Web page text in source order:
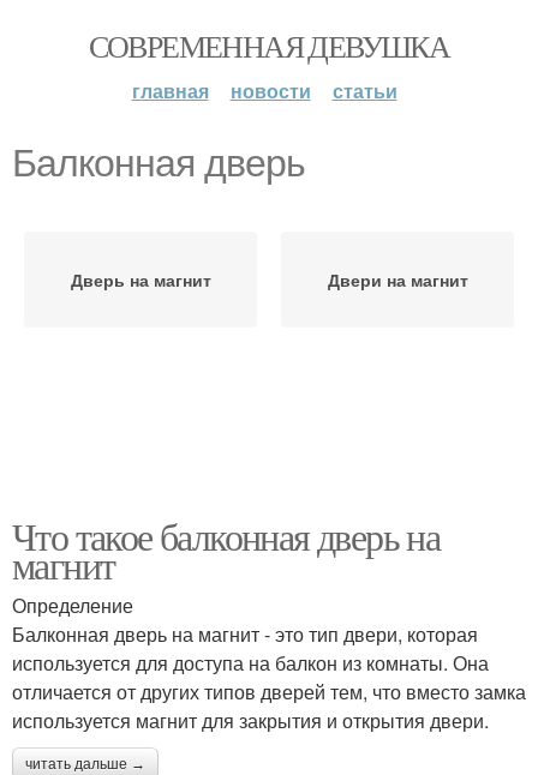
СОВРЕМЕННАЯ ДЕВУШКА
главная новости статьи
Балконная дверь
Дверь на магнит Двери на магнит
Что такое балконная дверь на
магнит
Определение
Балконная дверь на магнит - это тип двери, которая
используется для доступа на балкон из комнаты. Она
отличается от других типов дверей тем, что вместо замка
используется магнит для закрытия и открытия двери.
читать дальше →